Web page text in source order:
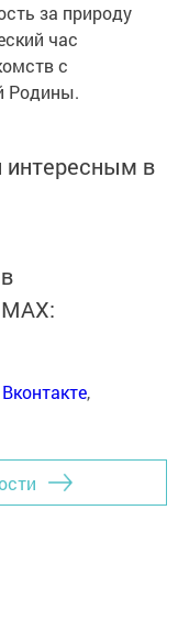
за природу
час
с
Родины.
в
Вконтакте,